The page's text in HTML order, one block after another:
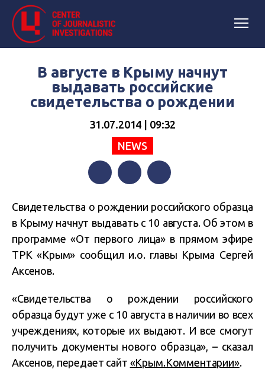
В августе в Крыму начнут
выдавать российские
свидетельства о рождении
31.07.2014 | 09:32
NEWS
Свидетельства о рождении российского образца
в Крыму начнут выдавать с 10 августа. Об этом в
программе «От первого лица» в прямом эфире
ТРК «Крым» сообщил и.о. главы Крыма Сергей
Аксенов.
«Свидетельства о рождении российского
образца будут уже с 10 августа в наличии во всех
учреждениях, которые их выдают. И все смогут
получить документы нового образца», – сказал
Аксенов, передает сайт «Крым.Комментарии».